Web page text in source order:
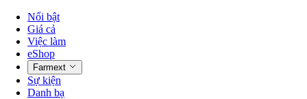
Nổi bật
Giá cả
Việc làm
eShop
Farmext
Sự kiện
Danh bạ